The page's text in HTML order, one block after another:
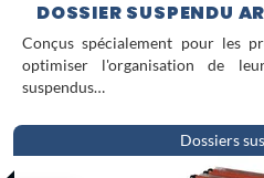
et structuré.
DOSSIER SUSPENDU
Conçus spécialement pour les
optimiser l'organisation de
suspendus…
Dossiers